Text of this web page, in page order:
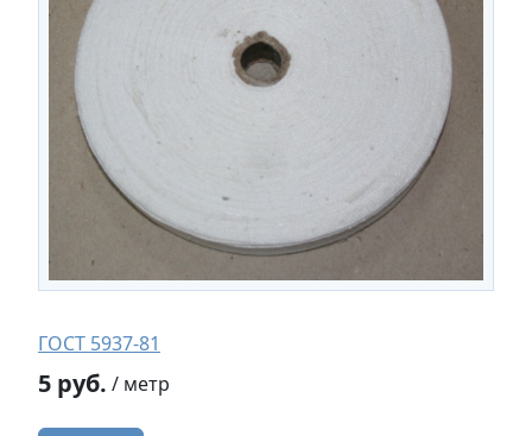
ГОСТ 5937-81
5 руб. / метр